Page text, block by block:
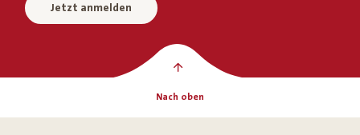
Jetzt anmelden
Nach oben